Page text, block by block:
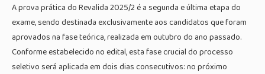
A prova prática do Revalida 2025/2 é a segunda e última etapa do
exame, sendo destinada exclusivamente aos candidatos que foram
aprovados na fase teórica, realizada em outubro do ano passado.
Conforme estabelecido no edital, esta fase crucial do processo
seletivo será aplicada em dois dias consecutivos: no próximo